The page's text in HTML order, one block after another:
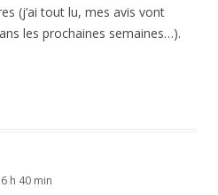
(j’ai tout lu, mes avis vont
les prochaines semaines…).
h 40 min